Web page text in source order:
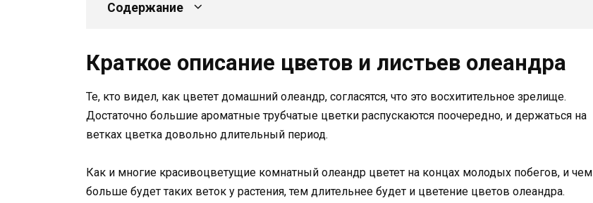
Содержание
Краткое описание цветов и листьев олеандра
Те, кто видел, как цветет домашний олеандр, согласятся, что это восхитительное зрелище.
Достаточно большие ароматные трубчатые цветки распускаются поочередно, и держаться на
ветках цветка довольно длительный период.
Как и многие красивоцветущие комнатный олеандр цветет на концах молодых побегов, и чем
больше будет таких веток у растения, тем длительнее будет и цветение цветов олеандра.